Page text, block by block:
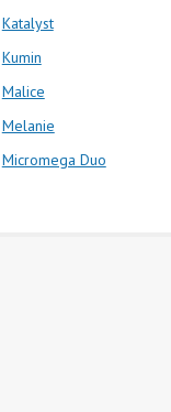
Katalyst
Kumin
Malice
Melanie
Micromega Duo